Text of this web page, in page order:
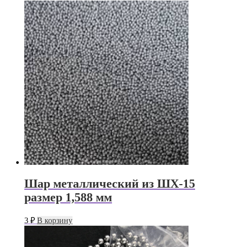
Шар металлический из ШХ-15
размер 1,588 мм
3 ₽ В корзину